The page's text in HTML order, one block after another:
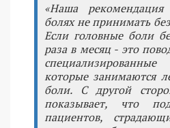
«Наша
болях не принимать
Если головные боли
раза в месяц - это
которые занимаются
боли. С другой
показывает, что
пациентов,